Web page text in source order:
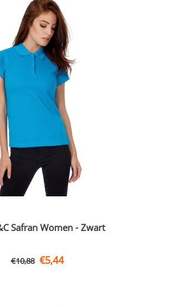
Safran Women - Zwart
€10,88 €5,44